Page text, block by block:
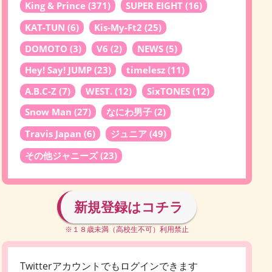
King & Prince (371) SUPER EIGHT (16)
KAT-TUN (6) Kis-My-Ft2 (25)
DOMOTO (3) V6 (2) NEWS (5)
Hey! Say! JUMP (23) timelesz (11)
A.B.C-Z (7) WEST. (12) SixTONES (12)
Snow Man (27) なにわ男子 (2)
Travis Japan (6) ジュニア (49)
その他ジャニーズ(23)
新規登録はコチラ
※１８歳未満（高校生不可）利用禁止
Twitterアカウントでもログインできます